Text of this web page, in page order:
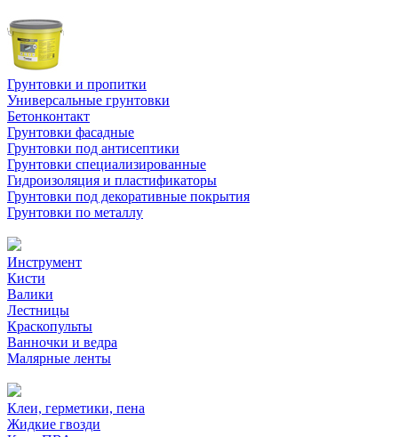
Грунтовки и пропитки
Универсальные грунтовки
Бетонконтакт
Грунтовки фасадные
Грунтовки под антисептики
Грунтовки специализированные
Гидроизоляция и пластификаторы
Грунтовки под декоративные покрытия
Грунтовки по металлу
Инструмент
Кисти
Валики
Лестницы
Краскопульты
Ванночки и ведра
Малярные ленты
Клеи, герметики, пена
Жидкие гвозди